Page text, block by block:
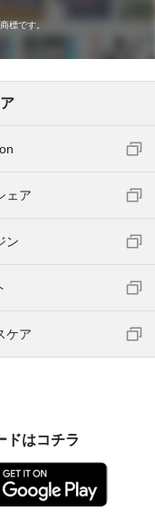
標です。
ェア
ン
ケア
ドはコチラ